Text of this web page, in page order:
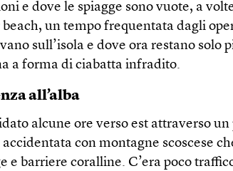
e dove le spiagge sono vuote, a
un tempo frequentata dagli
sull’isola e dove ora restano solo
a forma di ciabatta infradito.
all’alba
alcune ore verso est attraverso un
accidentata con montagne scoscese
e barriere coralline. C’era poco